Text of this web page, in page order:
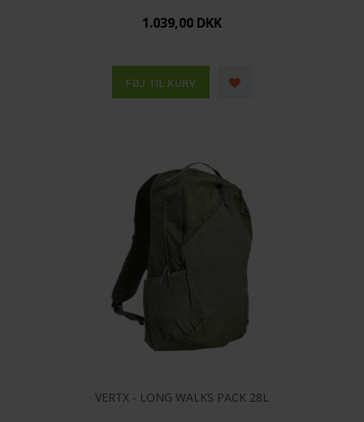
1.039,00 DKK
VERTX - LONG WALKS PACK 28L